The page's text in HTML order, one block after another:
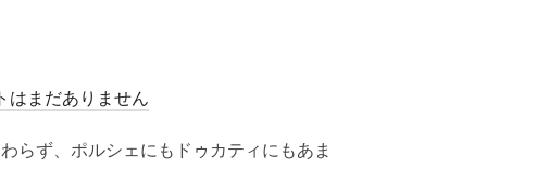
はまだありません
らず、ポルシェにもドゥカティにもあま